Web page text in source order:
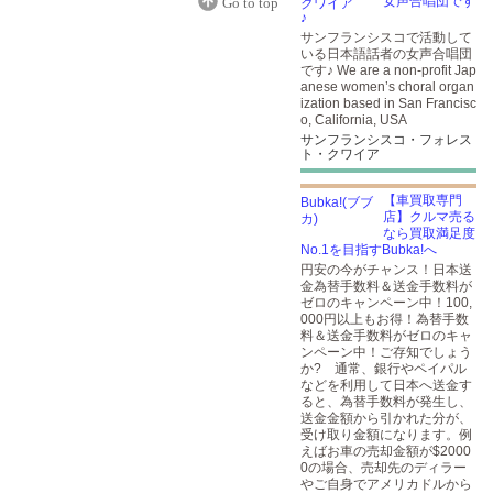
♪
サンフランシスコで活動して
いる日本語話者の女声合唱団
です♪ We are a non-profit Jap
anese women’s choral organ
ization based in San Francisc
o, California, USA
サンフランシスコ・フォレス
ト・クワイア
【車買取専門
店】クルマ売る
なら買取満足度
No.1を目指すBubka!へ
円安の今がチャンス！日本送
金為替手数料＆送金手数料が
ゼロのキャンペーン中！100,
000円以上もお得！為替手数
料＆送金手数料がゼロのキャ
ンペーン中！ご存知でしょう
か? 通常、銀行やペイパル
などを利用して日本へ送金す
ると、為替手数料が発生し、
送金金額から引かれた分が、
受け取り金額になります。例
えばお車の売却金額が$2000
0の場合、売却先のディラー
やご自身でアメリカドルから